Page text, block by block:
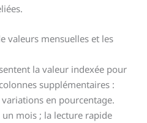
valeurs mensuelles et les
la valeur indexée pour
supplémentaires :
en pourcentage.
mois ; la lecture rapide